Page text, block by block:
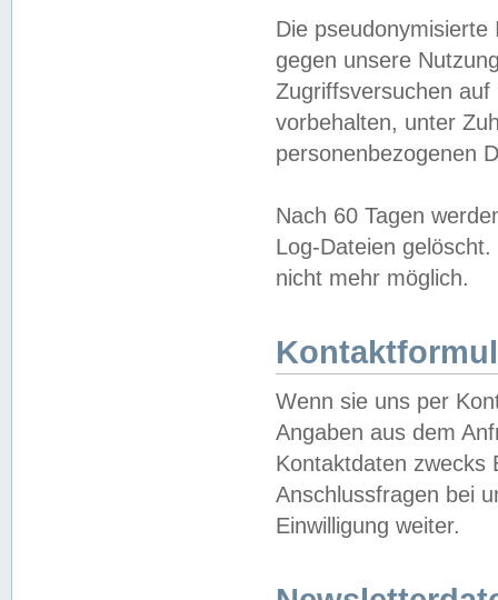
Die
gegen unsere
Zugriffsversuchen
vorbehalten, unter
personenbezogenen
Nach 60 Tagen
Log-Dateien
nicht mehr möglich.
Wenn sie uns per
Angaben aus dem
Kontaktdaten zwecks
Anschlussfragen bei
Einwilligung weiter.